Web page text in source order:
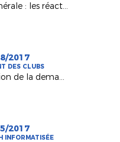
Assemblée Générale : les réactions
2017
DES CLUBS
Dématérialisation de la demande de licence 2017-2018 : formation clubs
2017
INFORMATISÉE